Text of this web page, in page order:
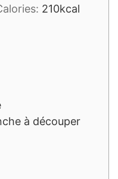
210kcal
à découper